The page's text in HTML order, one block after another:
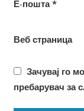
Е-пошта*
Веб страница
Зачувај го
пребарувач за